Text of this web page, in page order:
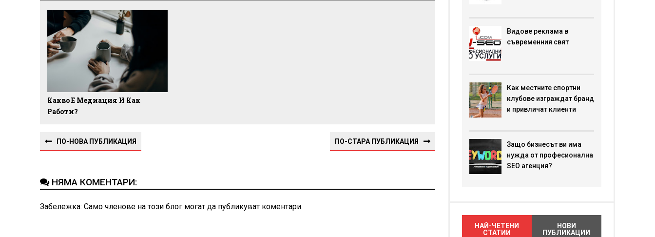
Какво Е Медиация И Как
Работи?
ПО-НОВА ПУБЛИКАЦИЯ ПО-СТАРА ПУБЛИКАЦИЯ
НЯМА КОМЕНТАРИ:
Забележка: Само членове на този блог могат да публикуват коментари.
Видове реклама в
съвременния свят
Как местните спортни
клубове изграждат бранд
и привличат клиенти
Защо бизнесът ви има
нужда от професионална
SEO агенция?
НАЙ-ЧЕТЕНИ
СТАТИИ
НОВИ
ПУБЛИКАЦИИ